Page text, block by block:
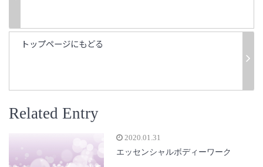
トップページにもどる
Related Entry
2020.01.31
エッセンシャルボディーワーク